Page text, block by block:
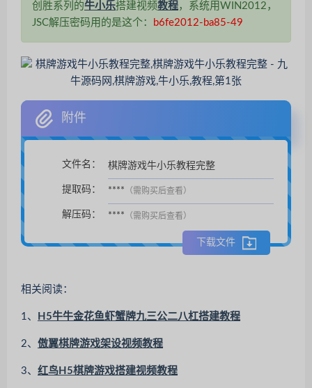
创胜系列的牛小乐搭建视频教程，系统用WIN2012，
JSC解压密码用的是这个：
b6fe2012-ba85-49
附件
文件名： 棋牌游戏牛小乐教程完整
提取码： **** （需购买后查看）
解压码： **** （需购买后查看）
下载文件
相关阅读：
1、 H5牛牛金花鱼虾蟹牌九三公二八杠搭建教程
2、 傲翼棋牌游戏架设视频教程
3、 红鸟H5棋牌游戏搭建视频教程